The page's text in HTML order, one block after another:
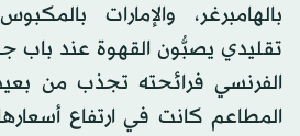
بالهامبرغر، والإمارات
تقليدي يصبُّون القهوة عند باب
الفرنسي فرائحته تجذب من
المطاعم كانت في ارتفاع